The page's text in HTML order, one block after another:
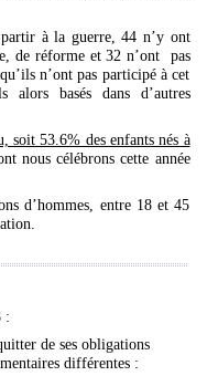
à la guerre, 44 n’y ont
de réforme et 32 n’ont pas
n’ont pas participé à cet
alors basés dans d’autres
soit 53.6% des enfants nés à
nous célébrons cette année
d’hommes, entre 18 et 45
:
de ses obligations
différentes :